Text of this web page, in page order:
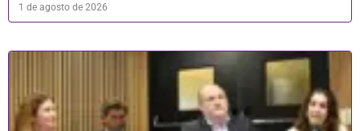
1 de agosto de 2026